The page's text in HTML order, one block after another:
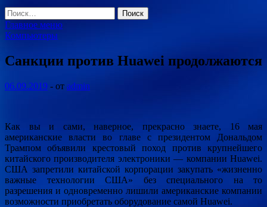
Найти:
Главное меню
Компьютеры
Санкции против Huawei продолжаются
06.09.2019 - от admin
Как вы и сами, наверное, прекрасно знаете, 16 мая
американские власти во главе с президентом Дональдом
Трампом объявили крестовый поход против крупнейшего
китайского производителя электроники — компании Huawei.
США запретили китайской корпорации закупать «жизненно
важные технологии США» без специального на то
разрешения и одновременно лишили американские компании
возможности приобретать оборудование самой Huawei.